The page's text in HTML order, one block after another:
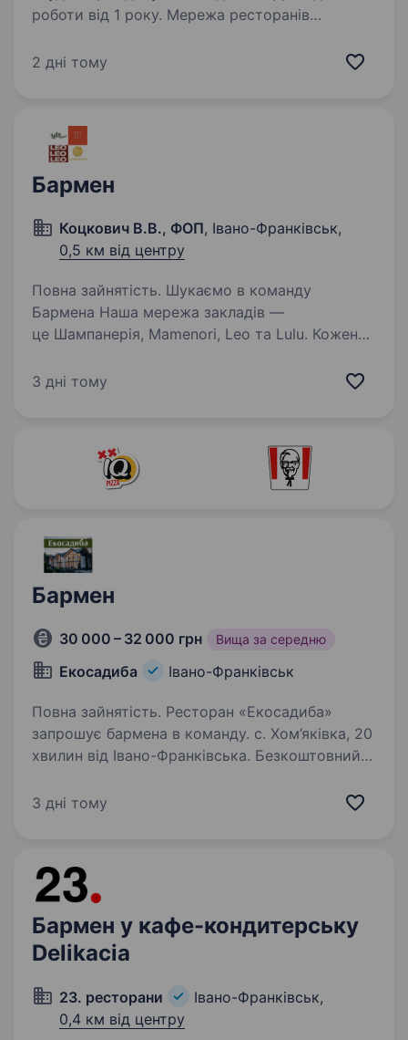
роботи від 1 року. Мережа ресторанів
найкрутіші вечірки та привітний персонал.
національної ресторанної премії…
2 дні тому
Бармен
Коцкович В.В., ФОП, Івано-Франківськ,
0,5 км від центру
Повна зайнятість. Шукаємо в команду
Бармена Наша мережа закладів —
це Шампанерія, Mamenori, Leo та Lulu. Кожен
гастрономічний стиль. А нас об'єднує одне —
3 дні тому
Бармен
30 000 – 32 000 грн Вища за середню
Екосадиба Івано-Франківськ
Повна зайнятість. Ресторан «Екосадиба»
запрошує бармена в команду. с. Хом’яківка, 20
хвилин від Івано-Франківська. Безкоштовний
нас: «Екосадиба» — великий сучасний
3 дні тому
Бармен у кафе-кондитерську
Delikacia
23. ресторани
Івано-Франківськ,
0,4 км від центру